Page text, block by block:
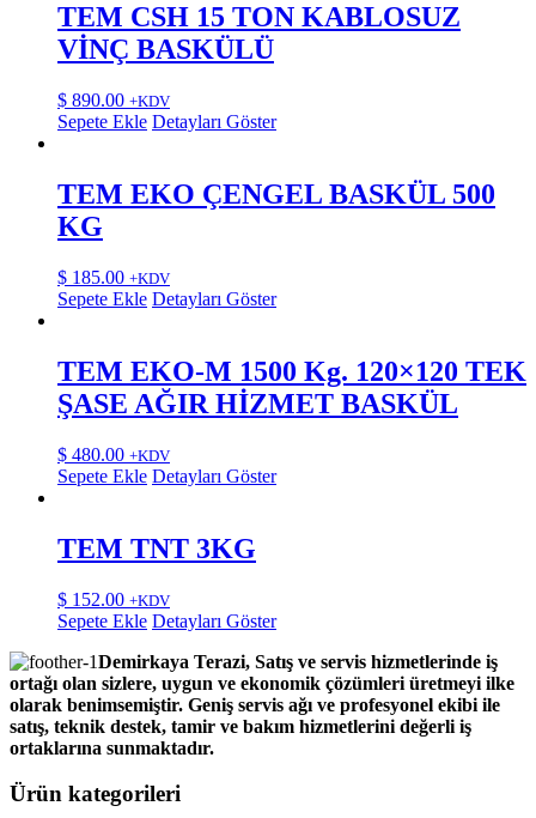
TEM CSH 15 TON KABLOSUZ
VİNÇ BASKÜLÜ
$ 890.00 +KDV
Sepete Ekle Detayları Göster
TEM EKO ÇENGEL BASKÜL 500
KG
$ 185.00 +KDV
Sepete Ekle Detayları Göster
TEM EKO-M 1500 Kg. 120×120 TEK
ŞASE AĞIR HİZMET BASKÜL
$ 480.00 +KDV
Sepete Ekle Detayları Göster
TEM TNT 3KG
$ 152.00 +KDV
Sepete Ekle Detayları Göster
Demirkaya Terazi, Satış ve servis hizmetlerinde iş
ortağı olan sizlere, uygun ve ekonomik çözümleri üretmeyi ilke
olarak benimsemiştir. Geniş servis ağı ve profesyonel ekibi ile
satış, teknik destek, tamir ve bakım hizmetlerini değerli iş
ortaklarına sunmaktadır.
Ürün kategorileri